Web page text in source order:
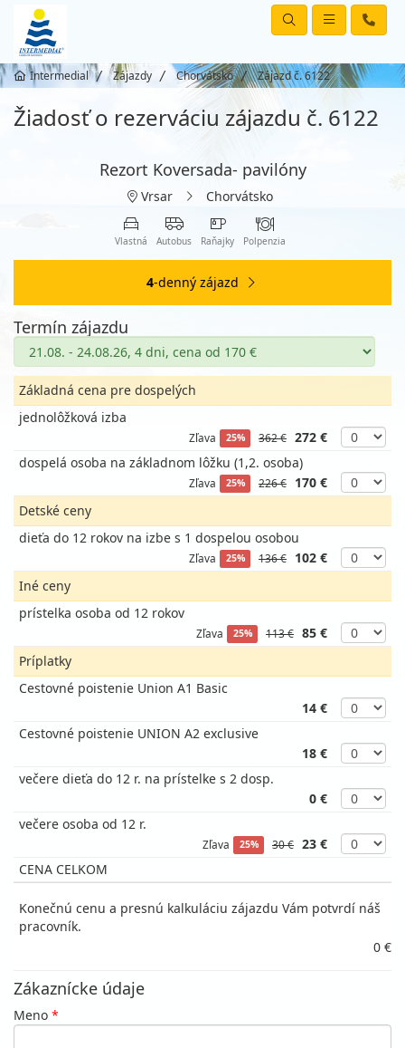
Intermedial Zájazdy Chorvátsko Zájazd č. 6122
Žiadosť o rezerváciu zájazdu č. 6122
Rezort Koversada- pavilóny
Vrsar Chorvátsko
Vlastná Autobus Raňajky Polpenzia
4-denný zájazd
Termín zájazdu
Základná cena pre dospelých
jednolôžková izba
Zľava 25% 362 € 272 €
dospelá osoba na základnom lôžku (1,2. osoba)
Zľava 25% 226 €
170 €
Detské ceny
dieťa do 12 rokov na izbe s 1 dospelou osobou
Zľava 25% 136 €
102 €
Iné ceny
prístelka osoba od 12 rokov
Zľava 25% 113 € 85 €
Príplatky
Cestovné poistenie Union A1 Basic
14 €
Cestovné poistenie UNION A2 exclusive
18 €
večere dieťa do 12 r. na prístelke s 2 dosp.
0 €
večere osoba od 12 r.
Zľava 25% 30 € 23 €
CENA CELKOM
Konečnú cenu a presnú kalkuláciu zájazdu Vám potvrdí náš
pracovník.
0 €
Zákaznícke údaje
Meno *